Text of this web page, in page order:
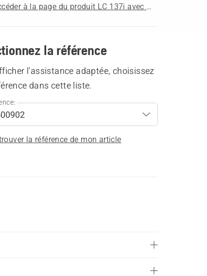
Accéder à la page du produit LC 137i avec accu et chargeur
la référence
l'assistance adaptée, choisissez
dans cette liste.
la référence de mon article